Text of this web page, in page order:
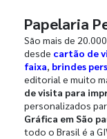
Papelaria
São mais de 20.000
desde cartão de
faixa, brindes
editorial e muito
de visita para
personalizados
Gráfica em São
todo o Brasil é a